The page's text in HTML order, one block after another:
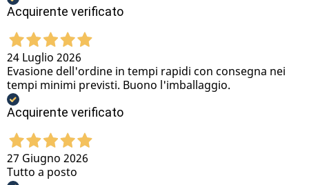
Acquirente verificato
24 Luglio 2026
Evasione dell'ordine in tempi rapidi con consegna nei
tempi minimi previsti. Buono l'imballaggio.
Acquirente verificato
27 Giugno 2026
Tutto a posto